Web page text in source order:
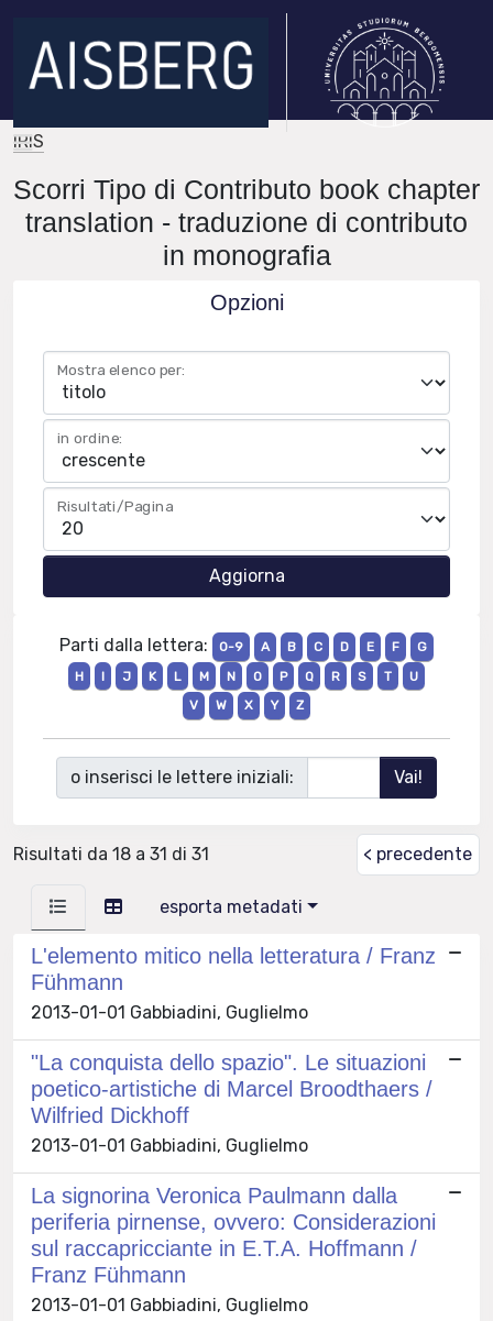
IRIS
Scorri Tipo di Contributo book chapter
translation - traduzione di contributo
in monografia
Opzioni
Mostra elenco per:
in ordine:
Risultati/Pagina
Parti dalla lettera: 0-9 A B C D E F
G
H
I J K L M N O P Q R S T
U
V
W X Y Z
o inserisci le lettere iniziali:
Risultati da 18 a 31 di 31 < precedente
esporta metadati
L'elemento mitico nella letteratura / Franz
Fühmann
2013-01-01 Gabbiadini, Guglielmo
"La conquista dello spazio". Le situazioni
poetico-artistiche di Marcel Broodthaers /
Wilfried Dickhoff
2013-01-01 Gabbiadini, Guglielmo
La signorina Veronica Paulmann dalla
periferia pirnense, ovvero: Considerazioni
sul raccapricciante in E.T.A. Hoffmann /
Franz Fühmann
2013-01-01 Gabbiadini, Guglielmo